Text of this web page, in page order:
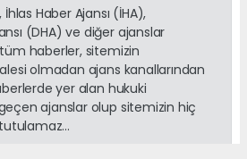
Haber Ajansı (İHA),
(DHA) ve diğer ajanslar
haberler, sitemizin
olmadan ajans kanallarından
yer alan hukuki
ajanslar olup sitemizin hiç